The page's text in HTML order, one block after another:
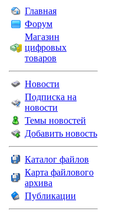
Главная
Форум
Магазин
цифровых
товаров
Новости
Подписка на
новости
Темы новостей
Добавить новость
Каталог файлов
Карта файлового
архива
Публикации